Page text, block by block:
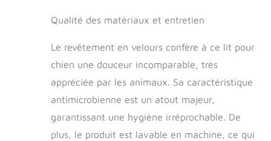
ajoutent également
supplémentaire.
【Design élégant
:】 ce canapé pour
chien s'adapte
parfaitement à tous
les thèmes de
décoration et
constitue un
Qualité des matériaux et entretien
Le revêtement en velours confère à ce lit pour
chien une douceur incomparable, très
appréciée par les animaux. Sa caractéristique
antimicrobienne est un atout majeur,
garantissant une hygiène irréprochable. De
plus, le produit est lavable en machine, ce qui